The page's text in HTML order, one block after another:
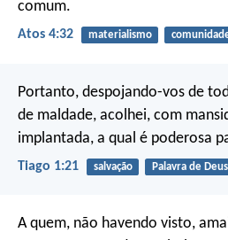
comum.
Atos 4:32 materialismo
Portanto, despojando-vos de
de maldade, acolhei, com
implantada, a qual é poderosa
Tiago 1:21 salvação Palavra de Deus
A quem, não havendo visto,